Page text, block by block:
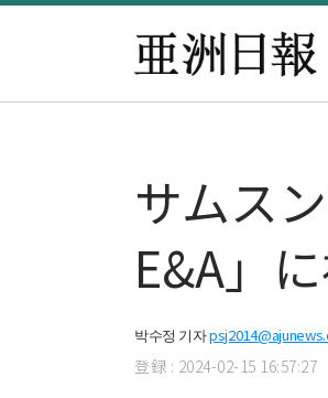
サムス
E&A」
박수정 기자
登録 : 2024-02-15 16:57:27